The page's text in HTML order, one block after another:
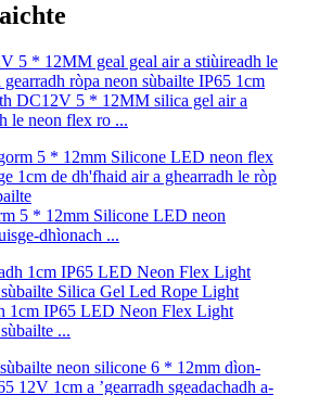
DC12V 5 * 12MM silica gel air a
le neon flex ro ...
5 * 12mm Silicone LED neon
dhìonach ...
1cm IP65 LED Neon Flex Light
...